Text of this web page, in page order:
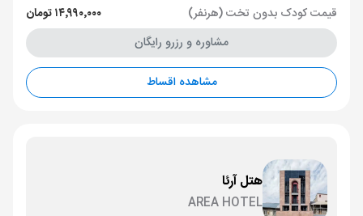
قیمت کودک بدون تخت (هرنفر)
۱۴٬۹۹۰٬۰۰۰ تومان
مشاوره و رزرو رایگان
مشاهده اقساط
هتل آرئا
AREA HOTEL